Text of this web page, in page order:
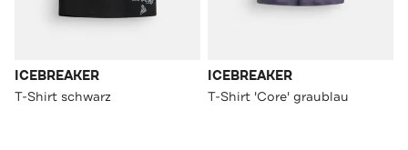
ICEBREAKER
T-Shirt schwarz
ICEBREAKER
T-Shirt 'Core' graublau